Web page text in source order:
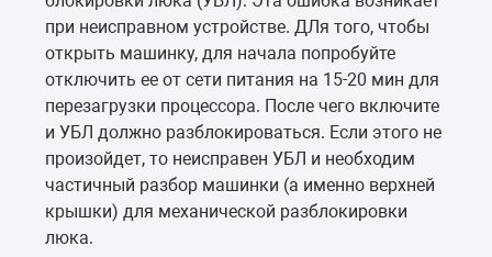
при неисправном устройстве. ДЛя того, чтобы
открыть машинку, для начала попробуйте
отключить ее от сети питания на 15-20 мин для
перезагрузки процессора. После чего включите
и УБЛ должно разблокироваться. Если этого не
произойдет, то неисправен УБЛ и необходим
частичный разбор машинки (а именно верхней
крышки) для механической разблокировки
люка.